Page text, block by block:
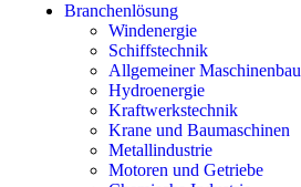
Branchenlösung
Windenergie
Schiffstechnik
Allgemeiner Maschinenbau
Hydroenergie
Kraftwerkstechnik
Krane und Baumaschinen
Metallindustrie
Motoren und Getriebe